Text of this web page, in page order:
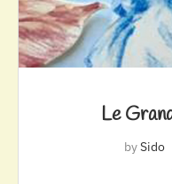
Le
bySido